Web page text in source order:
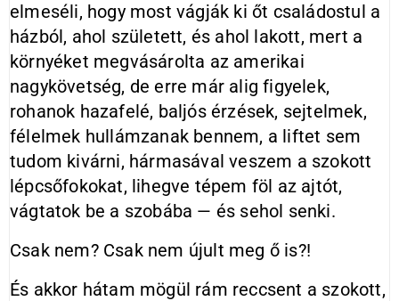
elmeséli, hogy most vágják ki őt családostul a
házból, ahol született, és ahol lakott, mert a
környéket megvásárolta az amerikai
nagykövetség, de erre már alig figyelek,
rohanok hazafelé, baljós érzések, sejtelmek,
félelmek hullámzanak bennem, a liftet sem
tudom kivárni, hármasával veszem a szokott
lépcsőfokokat, lihegve tépem föl az ajtót,
vágtatok be a szobába — és sehol senki.
Csak nem? Csak nem újult meg ő is?!
És akkor hátam mögül rám reccsent a szokott,